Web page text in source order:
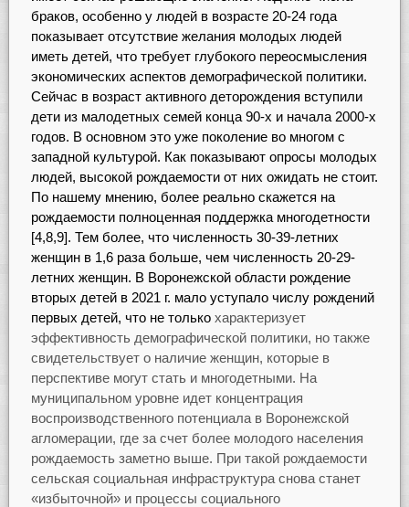
браков, особенно у людей в возрасте 20-24 года
показывает отсутствие желания молодых людей
иметь детей, что требует глубокого переосмысления
экономических аспектов демографической политики.
Сейчас в возраст активного деторождения вступили
дети из малодетных семей конца 90-х и начала 2000-х
годов. В основном это уже поколение во многом с
западной культурой. Как показывают опросы молодых
людей, высокой рождаемости от них ожидать не стоит.
По нашему мнению, более реально скажется на
рождаемости полноценная поддержка многодетности
[4,8,9]. Тем более, что численность 30-39-летних
женщин в 1,6 раза больше, чем численность 20-29-
летних женщин. В Воронежской области рождение
вторых детей в 2021 г. мало уступало числу рождений
первых детей, что не только характеризует
эффективность демографической политики, но также
свидетельствует о наличие женщин, которые в
перспективе могут стать и многодетными. На
муниципальном уровне идет концентрация
воспроизводственного потенциала в Воронежской
агломерации, где за счет более молодого населения
рождаемость заметно выше. При такой рождаемости
сельская социальная инфраструктура снова станет
«избыточной» и процессы социального